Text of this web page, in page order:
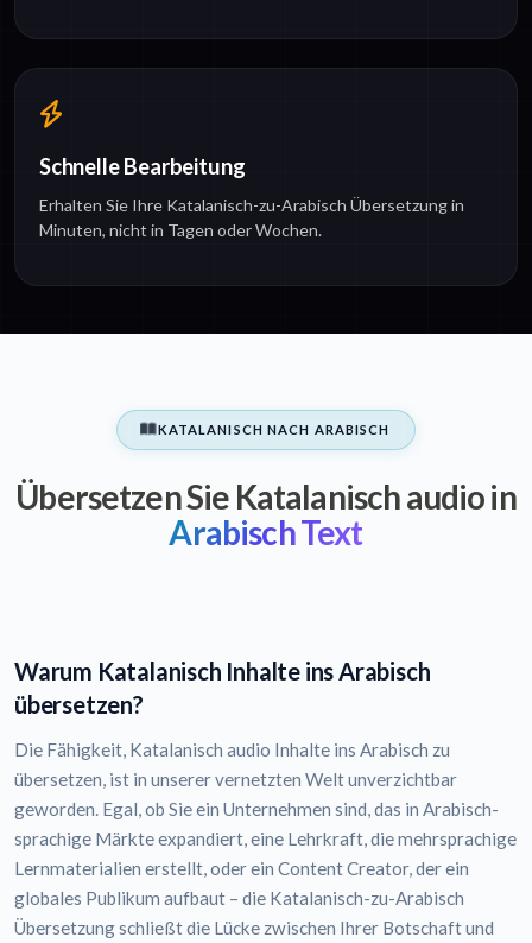
Schnelle Bearbeitung
Erhalten Sie Ihre Katalanisch-zu-Arabisch Übersetzung in
Minuten, nicht in Tagen oder Wochen.
KATALANISCH NACH ARABISCH
Übersetzen Sie Katalanisch audio in
Arabisch Text
Warum Katalanisch Inhalte ins Arabisch
übersetzen?
Die Fähigkeit, Katalanisch audio Inhalte ins Arabisch zu
übersetzen, ist in unserer vernetzten Welt unverzichtbar
geworden. Egal, ob Sie ein Unternehmen sind, das in Arabisch-
sprachige Märkte expandiert, eine Lehrkraft, die mehrsprachige
Lernmaterialien erstellt, oder ein Content Creator, der ein
globales Publikum aufbaut – die Katalanisch-zu-Arabisch
Übersetzung schließt die Lücke zwischen Ihrer Botschaft und